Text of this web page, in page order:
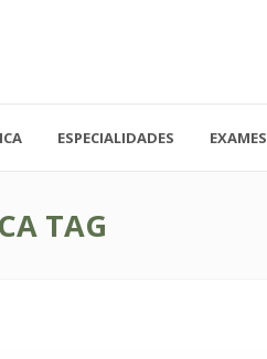
feira, das 08h-19h
ESPECIALIDADES EXAMES
TAG